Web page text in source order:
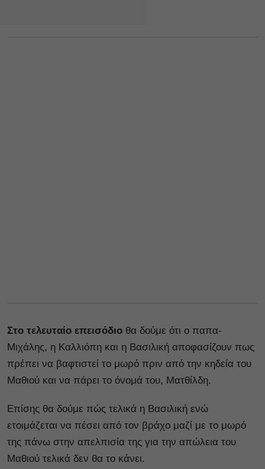
Στο τελευταίο επεισόδιο θα δούμε ότι ο παπα-
Μιχάλης, η Καλλιόπη και η Βασιλική αποφασίζουν πως
πρέπει να βαφτιστεί το μωρό πριν από την κηδεία του
Μαθιού και να πάρει το όνομά του, Ματθίλδη.
Επίσης θα δούμε πώς τελικά η Βασιλική ενώ
ετοιμάζεται να πέσει από τον βράχο μαζί με το μωρό
της πάνω στην απελπισία της για την απώλεια του
Μαθιού τελικά δεν θα το κάνει.